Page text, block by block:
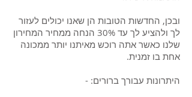
ובכן, החדשות הטובות הן שאנו יכולים לעזור
לך ולהציע לך עד 30% הנחה ממחיר המחירון
שלנו כאשר אתה רוכש מאיתנו יותר ממכונה
אחת בו זמנית.
היתרונות עבורך ברורים: -